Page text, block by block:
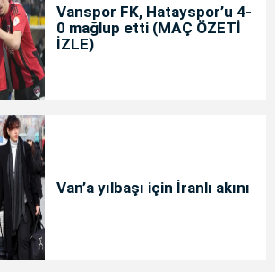
Vanspor FK, Hatayspor’u 4-
0 mağlup etti (MAÇ ÖZETİ
İZLE)
Van’a yılbaşı için İranlı akını